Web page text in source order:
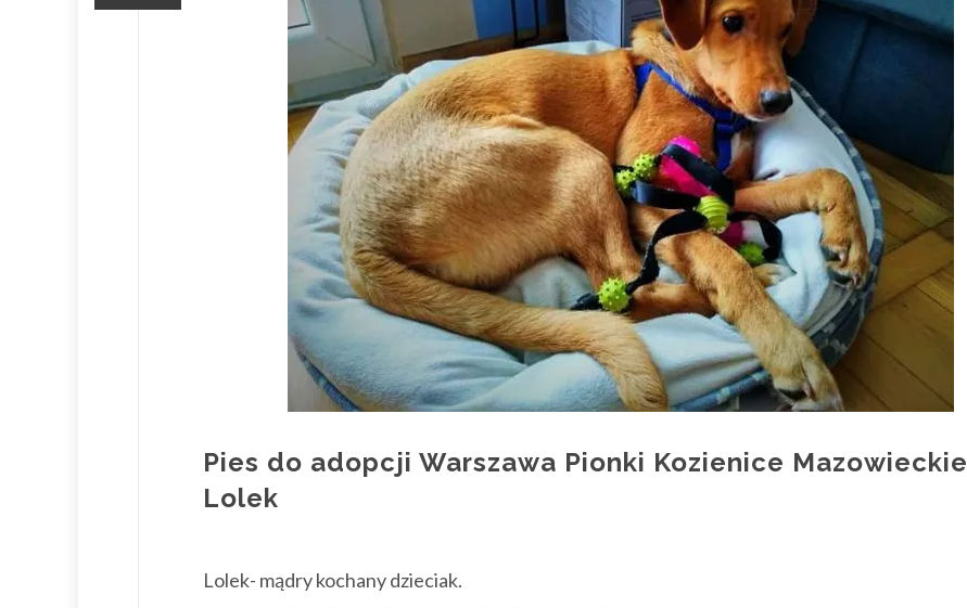
Pies do adopcji Warszawa Pionki Kozienice Mazowieckie
Lolek
Lolek- mądry kochany dzieciak.